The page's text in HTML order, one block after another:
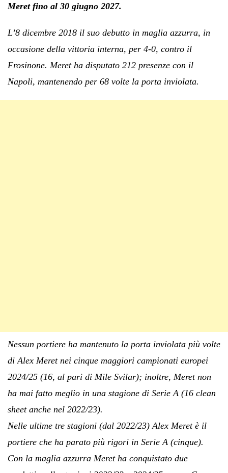
Meret fino al 30 giugno 2027.
L’8 dicembre 2018 il suo debutto in maglia azzurra, in
occasione della vittoria interna, per 4-0, contro il
Frosinone. Meret ha disputato 212 presenze con il
Napoli, mantenendo per 68 volte la porta inviolata.
Nessun portiere ha mantenuto la porta inviolata più volte
di Alex Meret nei cinque maggiori campionati europei
2024/25 (16, al pari di Mile Svilar); inoltre, Meret non
ha mai fatto meglio in una stagione di Serie A (16 clean
sheet anche nel 2022/23).
Nelle ultime tre stagioni (dal 2022/23) Alex Meret è il
portiere che ha parato più rigori in Serie A (cinque).
Con la maglia azzurra Meret ha conquistato due